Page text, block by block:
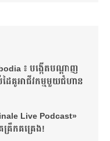
៖ បង្កើត​បណ្តាញ​
ដៃ​គូ​អាជីវកម្ម​មួយ​ជំហាន​
Live Podcast»
រឹកគគ្រេង!